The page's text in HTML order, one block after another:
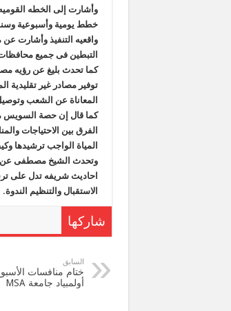
وأشارت إلى الخطه
خطط يومية وأسبوعية
واقعيه التنفيذ وأشارت
التبطين فى جميع
كما تحدث بليغ عن رؤيه
توفير مصادر غير تقليدية
المعاناة عن الشعب وتوصيل
الفرق بين الاحتياجات
المياة الواجب ترشيدها
وتحدث الشيخ مصطفى عن
احاديث شريفه تدل على
الاستقبال والتنظيم الندوة.
شاركها
السابق
ختام منافسات
أولمبياد جامعة MSA